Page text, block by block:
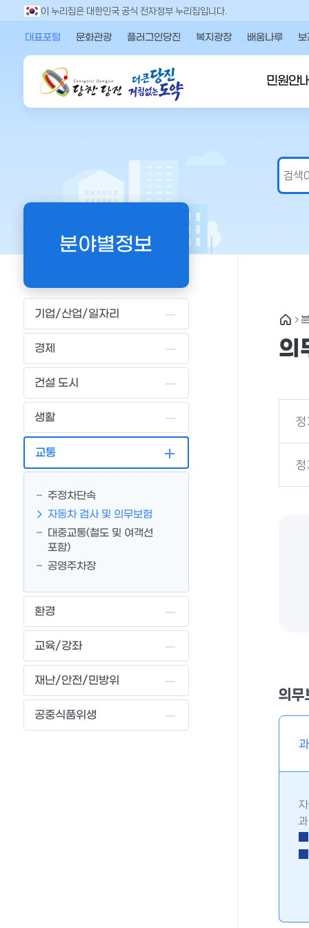
이 누리집은 대한민국 공식 전자정부 누리집입니다.
대표포털 문화관광 플러그인당진 복지광장 배움나루 보
민원안내
분야별정보
기업/산업/일자리
경제
건설 도시
생활
교통
주정차단속
자동차 검사 및 의무보험
대중교통(철도 및 여객선
포함)
공영주차장
환경
교육/강좌
재난/안전/민방위
공중식품위생
의
정
정
의무